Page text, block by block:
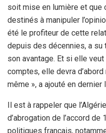
soit mise en lumière et
destinés à manipuler
été le profiteur de cette
depuis des décennies, a su
son avantage. Et si elle veut
comptes, elle devra
même », a ajouté en dernier
Il est à rappeler que
d’abrogation de l’accord
politiques français,